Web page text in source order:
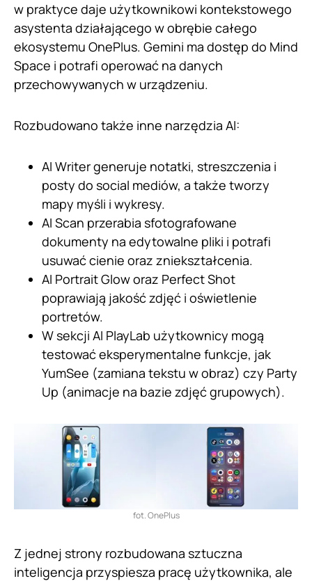
w praktyce daje użytkownikowi kontekstowego
asystenta działającego w obrębie całego
ekosystemu OnePlus. Gemini ma dostęp do Mind
Space i potrafi operować na danych
przechowywanych w urządzeniu.
Rozbudowano także inne narzędzia AI:
AI Writer generuje notatki, streszczenia i
posty do social mediów, a także tworzy
mapy myśli i wykresy.
AI Scan przerabia sfotografowane
dokumenty na edytowalne pliki i potrafi
usuwać cienie oraz zniekształcenia.
AI Portrait Glow oraz Perfect Shot
poprawiają jakość zdjęć i oświetlenie
portretów.
W sekcji AI PlayLab użytkownicy mogą
testować eksperymentalne funkcje, jak
YumSee (zamiana tekstu w obraz) czy Party
Up (animacje na bazie zdjęć grupowych).
fot. OnePlus
Z jednej strony rozbudowana sztuczna
inteligencja przyspiesza pracę użytkownika, ale